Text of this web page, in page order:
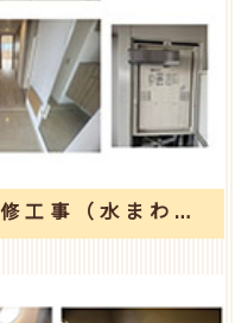
【八尾市】マンション改修工事（水まわり・内装工事・給湯器）